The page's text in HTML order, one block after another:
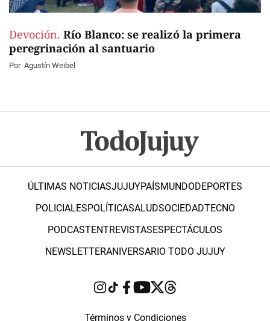
Devoción. Río Blanco: se realizó la primera
peregrinación al santuario
Por Agustín Weibel
ÚLTIMAS NOTICIASJUJUYPAÍSMUNDODEPORTES
POLICIALESPOLÍTICASALUDSOCIEDADTECNO
PODCASTENTREVISTASESPECTÁCULOS
NEWSLETTERANIVERSARIO TODO JUJUY
Términos y Condiciones